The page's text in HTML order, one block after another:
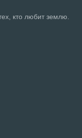
кто любит землю.